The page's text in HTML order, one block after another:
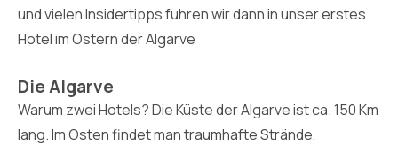
und vielen Insidertipps fuhren wir dann in unser erstes
Hotel im Ostern der Algarve
Die Algarve
Warum zwei Hotels? Die Küste der Algarve ist ca. 150 Km
lang. Im Osten findet man traumhafte Strände,